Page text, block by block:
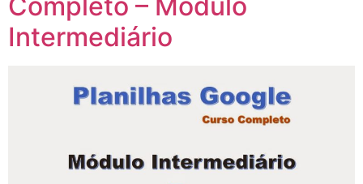
Intermediário